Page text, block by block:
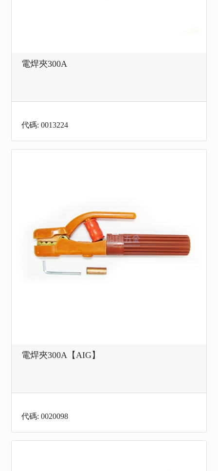
電焊夾300A
代碼: 0013224
電焊夾300A【AIG】
代碼: 0020098